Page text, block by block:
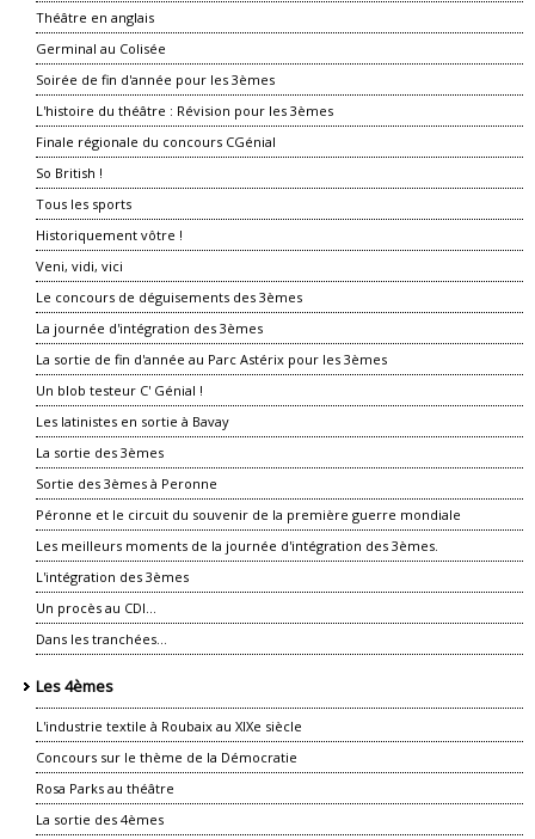
Théâtre en anglais
Germinal au Colisée
Soirée de fin d'année pour les 3èmes
L'histoire du théâtre : Révision pour les 3èmes
Finale régionale du concours CGénial
So British !
Tous les sports
Historiquement vôtre !
Veni, vidi, vici
Le concours de déguisements des 3èmes
La journée d'intégration des 3èmes
La sortie de fin d'année au Parc Astérix pour les 3èmes
Un blob testeur C' Génial !
Les latinistes en sortie à Bavay
La sortie des 3èmes
Sortie des 3èmes à Peronne
Péronne et le circuit du souvenir de la première guerre mondiale
Les meilleurs moments de la journée d'intégration des 3èmes.
L'intégration des 3èmes
Un procès au CDI...
Dans les tranchées...
Les 4èmes
L'industrie textile à Roubaix au XIXe siècle
Concours sur le thème de la Démocratie
Rosa Parks au théâtre
La sortie des 4èmes